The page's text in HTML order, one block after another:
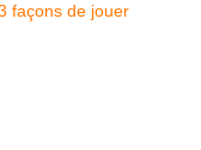
façons de jouer